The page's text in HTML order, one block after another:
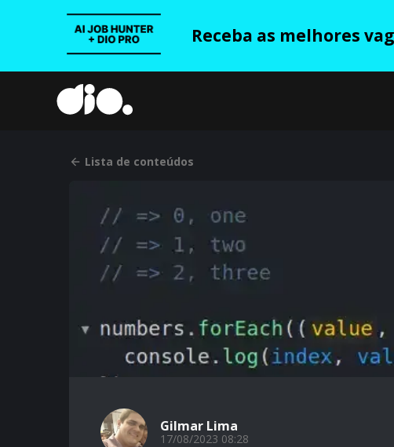
Receba as melhores
Lista de conteúdos
Gilmar Lima
17/08/2023 08:28